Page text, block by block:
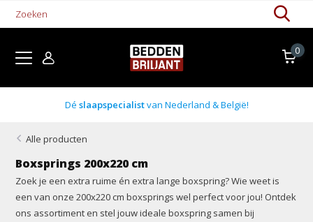
0
Boxsprings uit voorraad
Alle producten
Boxsprings 200x220 cm
Zoek je een extra ruime én extra lange boxspring? Wie weet is
een van onze 200x220 cm boxsprings wel perfect voor jou! Ontdek
ons assortiment en stel jouw ideale boxspring samen bij